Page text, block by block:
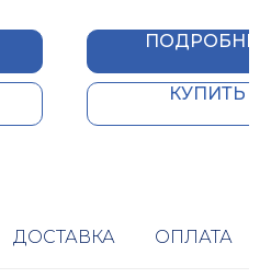
ПОДРОБНЕЕ
КУПИТЬ
ДОСТАВКА ОПЛАТА